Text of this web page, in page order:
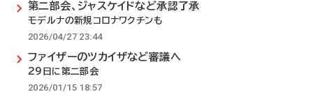
第二部会、ジャスケイドなど承認了承
モデルナの新規コロナワクチンも
2026/04/27 23:44
ファイザーのツカイザなど審議へ
29日に第二部会
2026/01/15 18:57